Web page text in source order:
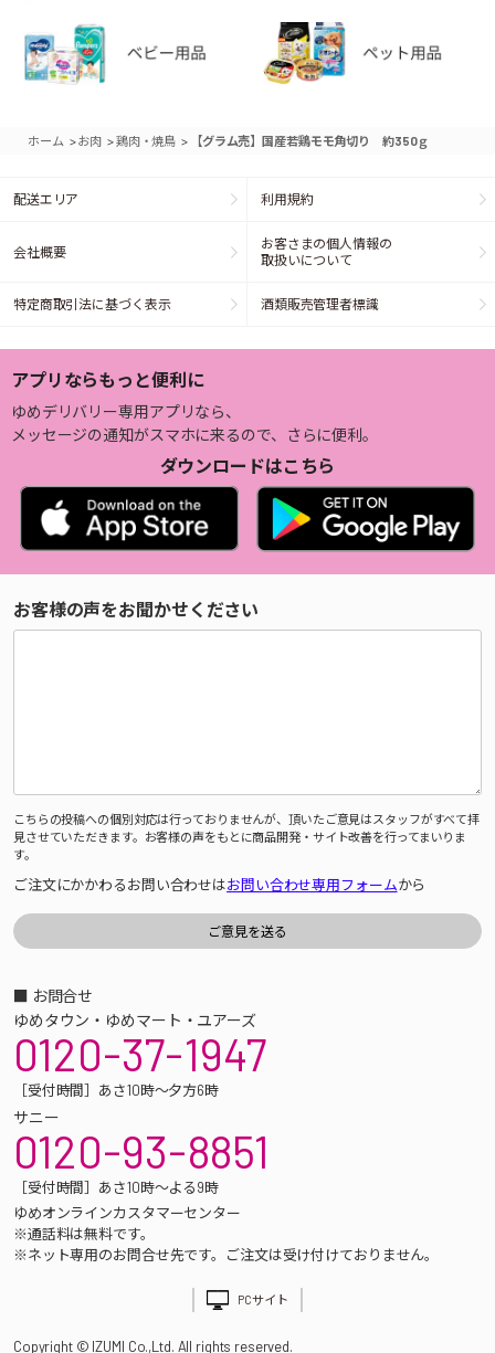
ホーム >お肉 >鶏肉・焼鳥 > 【グラム売】国産若鶏モモ角切り 約350ｇ
配送エリア 利用規約
会社概要
お客さまの個人情報の
取扱いについて
特定商取引法に基づく表示 酒類販売管理者標識
アプリならもっと便利に
ゆめデリバリー専用アプリなら、
メッセージの通知がスマホに来るので、さらに便利。
ダウンロードはこちら
お客様の声をお聞かせください
こちらの投稿への個別対応は行っておりませんが、頂いたご意見はスタッフがすべて拝
見させていただきます。お客様の声をもとに商品開発・サイト改善を行ってまいりま
す。
ご注文にかかわるお問い合わせはお問い合わせ専用フォームから
■ お問合せ
ゆめタウン・ゆめマート・ユアーズ
0120-37-1947
［受付時間］あさ10時～夕方6時
サニー
0120-93-8851
［受付時間］あさ10時～よる9時
ゆめオンラインカスタマーセンター
※通話料は無料です。
※ネット専用のお問合せ先です。ご注文は受け付けておりません。
PCサイト
Copyright © IZUMI Co.,Ltd. All rights reserved.